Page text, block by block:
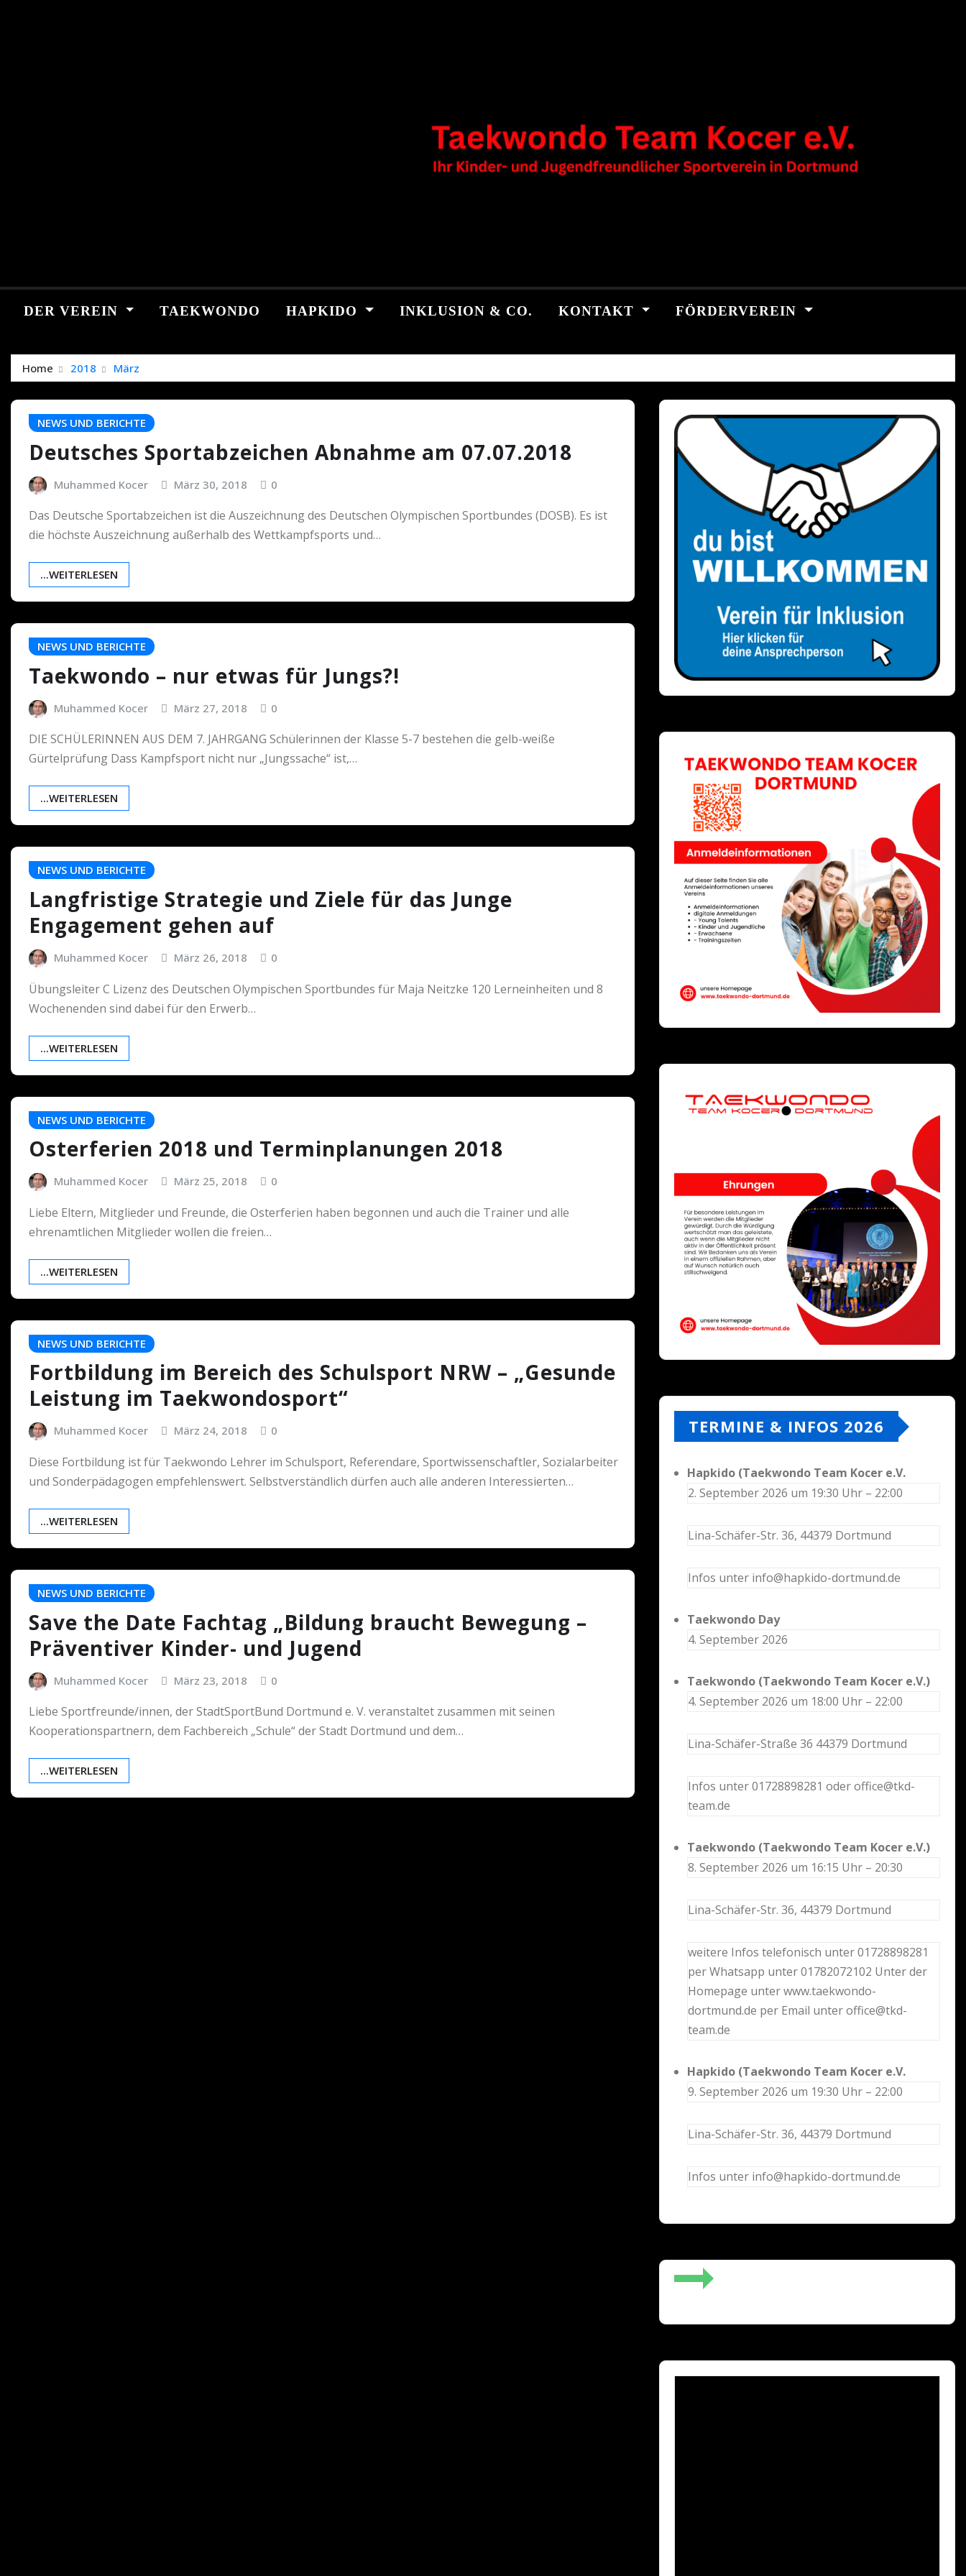
DER VEREIN TAEKWONDO HAPKIDO INKLUSION & CO. KONTAKT FÖRDERVEREIN
Home 2018 März
NEWS UND BERICHTE
Deutsches Sportabzeichen Abnahme am 07.07.2018
Muhammed Kocer März 30, 2018 0
Das Deutsche Sportabzeichen ist die Auszeichnung des Deutschen Olympischen Sportbundes (DOSB). Es ist
die höchste Auszeichnung außerhalb des Wettkampfsports und…
...WEITERLESEN
NEWS UND BERICHTE
Taekwondo – nur etwas für Jungs?!
Muhammed Kocer März 27, 2018 0
DIE SCHÜLERINNEN AUS DEM 7. JAHRGANG Schülerinnen der Klasse 5-7 bestehen die gelb-weiße
Gürtelprüfung Dass Kampfsport nicht nur „Jungssache“ ist,…
...WEITERLESEN
NEWS UND BERICHTE
Langfristige Strategie und Ziele für das Junge
Engagement gehen auf
Muhammed Kocer März 26, 2018 0
Übungsleiter C Lizenz des Deutschen Olympischen Sportbundes für Maja Neitzke 120 Lerneinheiten und 8
Wochenenden sind dabei für den Erwerb…
...WEITERLESEN
NEWS UND BERICHTE
Osterferien 2018 und Terminplanungen 2018
Muhammed Kocer März 25, 2018 0
Liebe Eltern, Mitglieder und Freunde, die Osterferien haben begonnen und auch die Trainer und alle
ehrenamtlichen Mitglieder wollen die freien…
...WEITERLESEN
NEWS UND BERICHTE
Fortbildung im Bereich des Schulsport NRW – „Gesunde
Leistung im Taekwondosport“
Muhammed Kocer März 24, 2018 0
Diese Fortbildung ist für Taekwondo Lehrer im Schulsport, Referendare, Sportwissenschaftler, Sozialarbeiter
und Sonderpädagogen empfehlenswert. Selbstverständlich dürfen auch alle anderen Interessierten…
...WEITERLESEN
NEWS UND BERICHTE
Save the Date Fachtag „Bildung braucht Bewegung –
Präventiver Kinder- und Jugend
Muhammed Kocer März 23, 2018 0
Liebe Sportfreunde/innen, der StadtSportBund Dortmund e. V. veranstaltet zusammen mit seinen
Kooperationspartnern, dem Fachbereich „Schule“ der Stadt Dortmund und dem…
...WEITERLESEN
TERMINE & INFOS 2026
Hapkido (Taekwondo Team Kocer e.V.
2. September 2026 um 19:30 Uhr – 22:00
Lina-Schäfer-Str. 36, 44379 Dortmund
Infos unter info@hapkido-dortmund.de
Taekwondo Day
4. September 2026
Taekwondo (Taekwondo Team Kocer e.V.)
4. September 2026 um 18:00 Uhr – 22:00
Lina-Schäfer-Straße 36 44379 Dortmund
Infos unter 01728898281 oder office@tkd-
team.de
Taekwondo (Taekwondo Team Kocer e.V.)
8. September 2026 um 16:15 Uhr – 20:30
Lina-Schäfer-Str. 36, 44379 Dortmund
weitere Infos telefonisch unter 01728898281
per Whatsapp unter 01782072102 Unter der
Homepage unter www.taekwondo-
dortmund.de per Email unter office@tkd-
team.de
Hapkido (Taekwondo Team Kocer e.V.
9. September 2026 um 19:30 Uhr – 22:00
Lina-Schäfer-Str. 36, 44379 Dortmund
Infos unter info@hapkido-dortmund.de